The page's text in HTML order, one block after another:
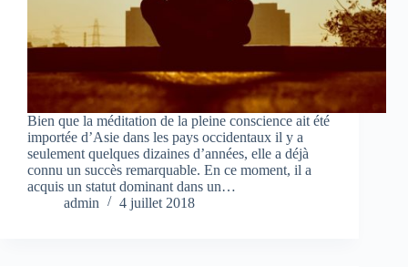
Bien que la méditation de la pleine conscience ait été
importée d’Asie dans les pays occidentaux il y a
seulement quelques dizaines d’années, elle a déjà
connu un succès remarquable. En ce moment, il a
acquis un statut dominant dans un…
admin
4 juillet 2018